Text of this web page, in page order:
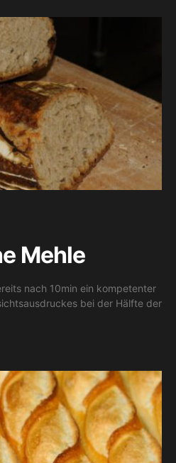
Mehle
nach 10min ein kompetenter
bei der Hälfte der